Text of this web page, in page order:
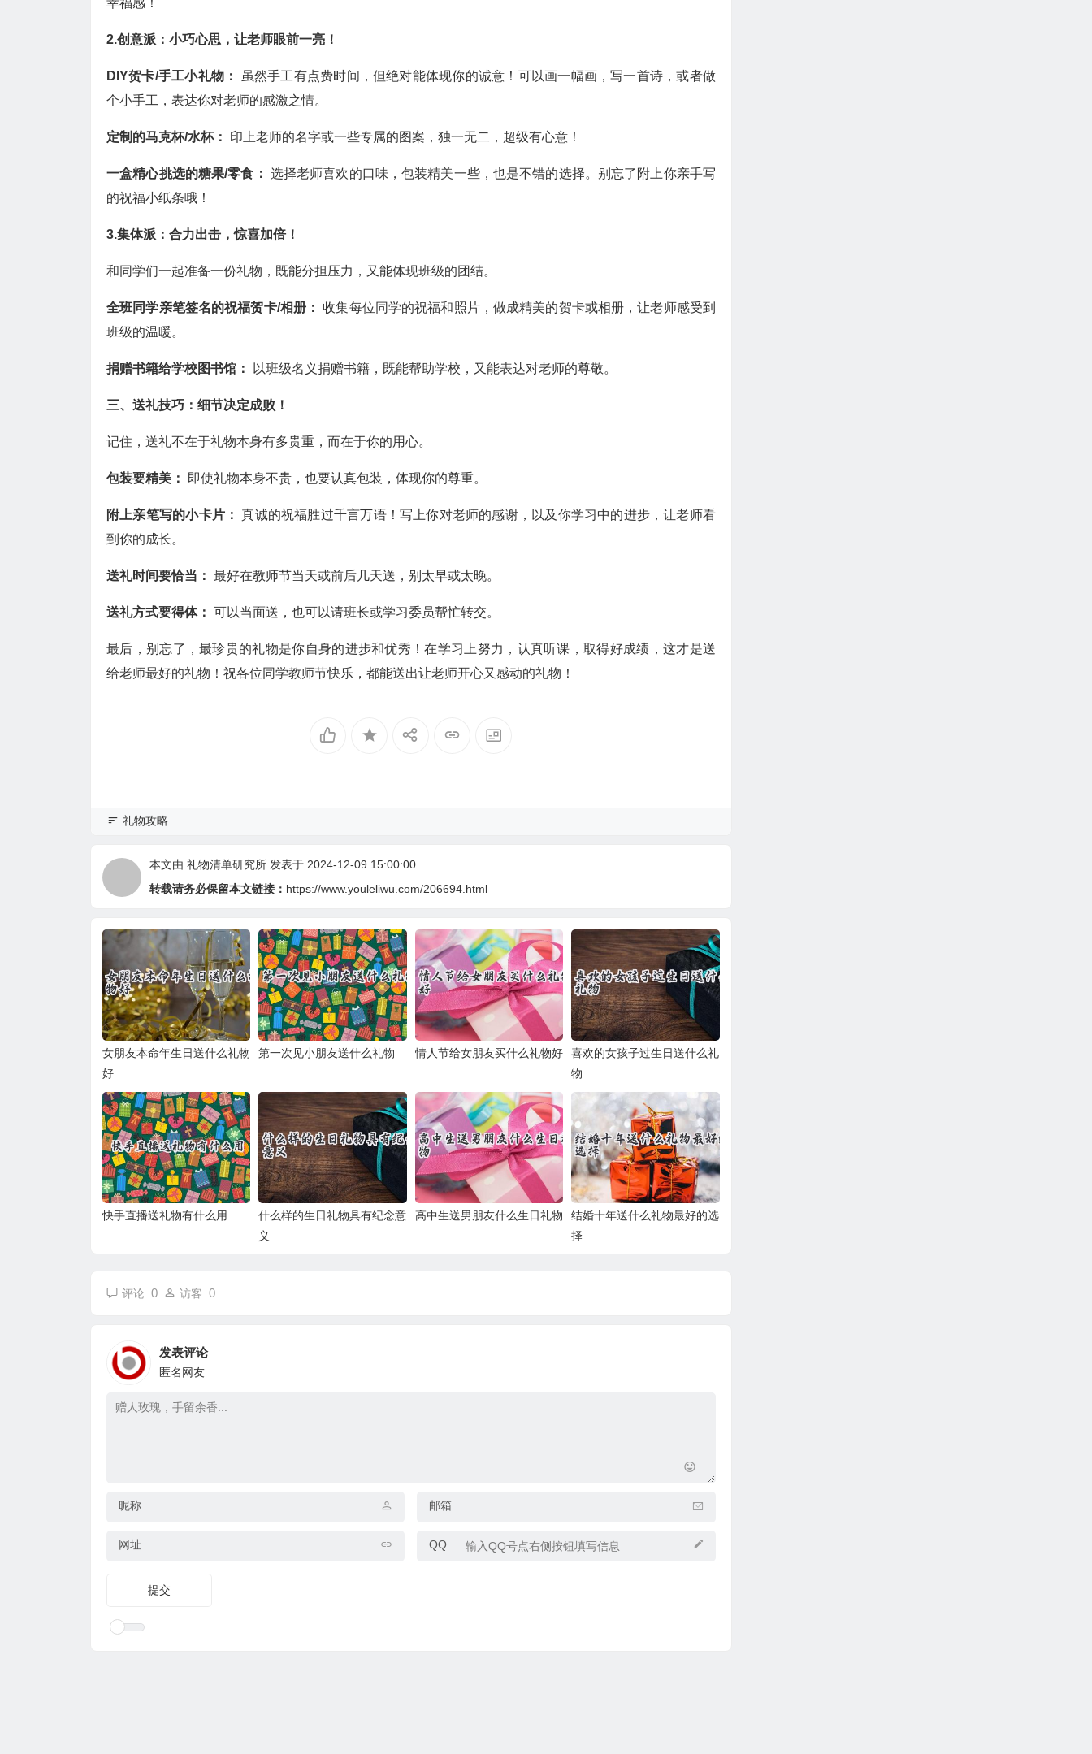
幸福感！
2.创意派：小巧心思，让老师眼前一亮！
DIY贺卡/手工小礼物：
虽然手工有点费时间，但绝对能体现你的诚意！可以画一幅画，写一首诗，或者做
个小手工，表达你对老师的感激之情。
定制的马克杯/水杯： 印上老师的名字或一些专属的图案，独一无二，超级有心意！
一盒精心挑选的糖果/零食： 选择老师喜欢的口味，包装精美一些，也是不错的选择。别忘了附上你亲手写
的祝福小纸条哦！
3.集体派：合力出击，惊喜加倍！
和同学们一起准备一份礼物，既能分担压力，又能体现班级的团结。
全班同学亲笔签名的祝福贺卡/相册：收集每位同学的祝福和照片，做成精美的贺卡或相册，让老师感受到
班级的温暖。
捐赠书籍给学校图书馆： 以班级名义捐赠书籍，既能帮助学校，又能表达对老师的尊敬。
三、送礼技巧：细节决定成败！
记住，送礼不在于礼物本身有多贵重，而在于你的用心。
包装要精美： 即使礼物本身不贵，也要认真包装，体现你的尊重。
附上亲笔写的小卡片：真诚的祝福胜过千言万语！写上你对老师的感谢，以及你学习中的进步，让老师看
到你的成长。
送礼时间要恰当： 最好在教师节当天或前后几天送，别太早或太晚。
送礼方式要得体： 可以当面送，也可以请班长或学习委员帮忙转交。
最后，别忘了，最珍贵的礼物是你自身的进步和优秀！在学习上努力，认真听课，取得好成绩，这才是送
给老师最好的礼物！祝各位同学教师节快乐，都能送出让老师开心又感动的礼物！
礼物攻略
本文由 礼物清单研究所 发表于 2024-12-09 15:00:00
转载请务必保留本文链接： https://www.youleliwu.com/206694.html
女朋友本命年生日送什么礼物
好
第一次见小朋友送什么礼物 情人节给女朋友买什么礼物好
喜欢的女孩子过生日送什么礼
物
快手直播送礼物有什么用
什么样的生日礼物具有纪念意
义
高中生送男朋友什么生日礼物
结婚十年送什么礼物最好的选
择
评论 0 访客 0
发表评论
匿名网友
昵称 邮箱
网址 QQ